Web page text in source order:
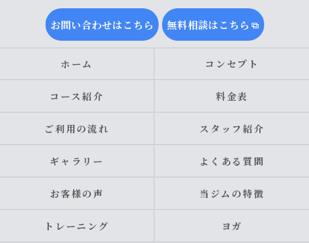
お問い合わせはこちら 無料相談はこちら
ホーム コンセプト
コース紹介 料金表
ご利用の流れ スタッフ紹介
ギャラリー よくある質問
お客様の声 当ジムの特徴
トレーニング ヨガ